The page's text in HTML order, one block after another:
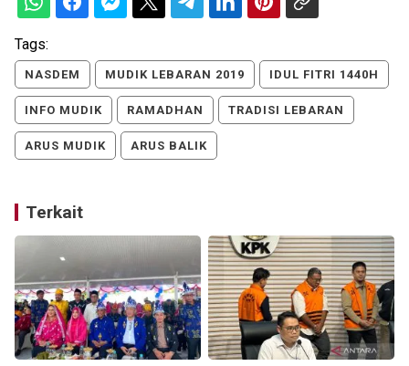
Tags:
NASDEM MUDIK LEBARAN 2019 IDUL FITRI 1440H
INFO MUDIK RAMADHAN TRADISI LEBARAN
ARUS MUDIK ARUS BALIK
Terkait